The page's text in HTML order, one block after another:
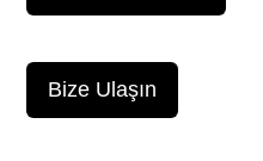
Bize Ulaşın